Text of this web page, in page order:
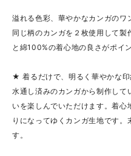
溢れる色彩、華やかなカンガのワ
同じ柄のカンガを２枚使用して
と綿100%の着心地の良さがポイ
★ 着るだけで、明るく華やかな
水通し済みのカンガから制作し
いを楽しんでいただけます。着
りになってゆくカンガ生地です。
す。